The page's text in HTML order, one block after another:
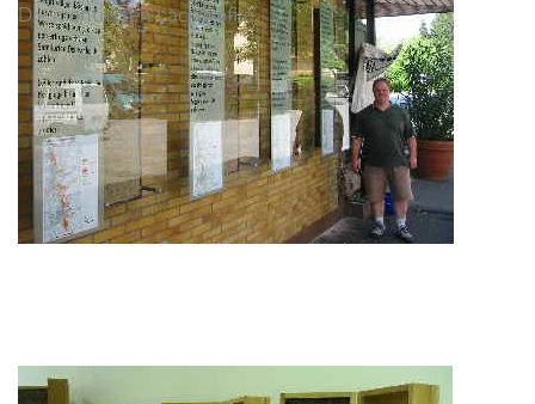
Die montierten Lackprofile.